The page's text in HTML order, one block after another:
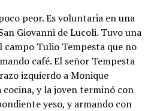
peor. Es voluntaria en una
Giovanni de Lucoli. Tuvo una
campo Tulio Tempesta que no
café. El señor Tempesta
izquierdo a Monique
cocina, y la joven terminó con
yeso, y armando con